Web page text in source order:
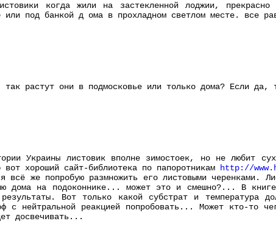
когда жили на застекленной лоджии,
или под банкой д ома в прохладном светлом месте. все
так растут они в подмосковье или только дома? Если да,
Украины листовик вполне зимостоек, но не любит
вот хороший сайт-библиотека по папоротникам
http://
я всё же попробую размножить его листовыми черенками.
дома на подоконнике... может это и смешно?... В
Вот только какой субстрат и температура
с нейтральной реакцией попробовать... Может кто-то
досвечивать...